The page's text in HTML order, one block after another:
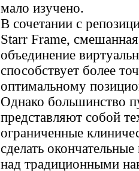
мало изучено.
В сочетании с
Starr Frame,
объединение
способствует более
оптимальному
Однако большинство
представляют собой
ограниченные
сделать
над традиционными